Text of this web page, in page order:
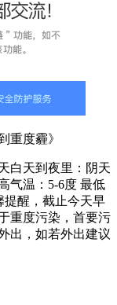
度霾》
天到夜里：阴天
气温：5-6度 最低
提醒，截止今天早
重度污染，首要污
出，如若外出建议